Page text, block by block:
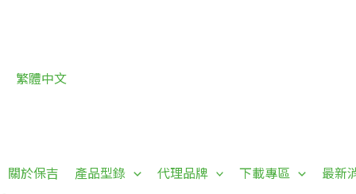
繁體中文
關於保吉 產品型錄 代理品牌 下載專區
最新